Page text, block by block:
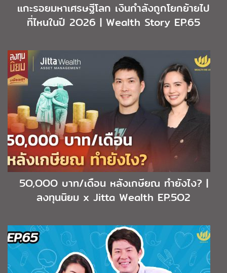
แกะรอยมหาเศรษฐีโลก เงินกำลังถูกโยกย้ายไป
ที่ไหนในปี 2O26 | Wealth Story EP.65
5O,OOO บาท/เดือน หลังเกษียณ ทำยังไง? |
ลงทุนนิยม x Jitta Wealth EP.5O2